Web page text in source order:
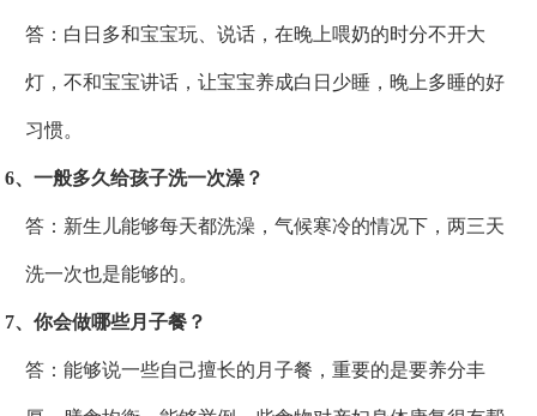
答：白日多和宝宝玩、说话，在晚上喂奶的时分不开大
灯，不和宝宝讲话，让宝宝养成白日少睡，晚上多睡的好
习惯。
6、一般多久给孩子洗一次澡？
答：新生儿能够每天都洗澡，气候寒冷的情况下，两三天
洗一次也是能够的。
7、你会做哪些月子餐？
答：能够说一些自己擅长的月子餐，重要的是要养分丰